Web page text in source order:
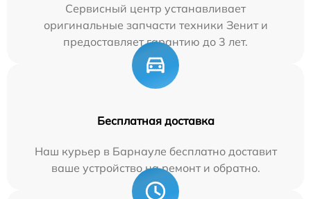
Сервисный центр устанавливает
оригинальные запчасти техники Зенит и
предоставляет гарантию до 3 лет.
Бесплатная доставка
Наш курьер в Барнауле бесплатно доставит
ваше устройство на ремонт и обратно.